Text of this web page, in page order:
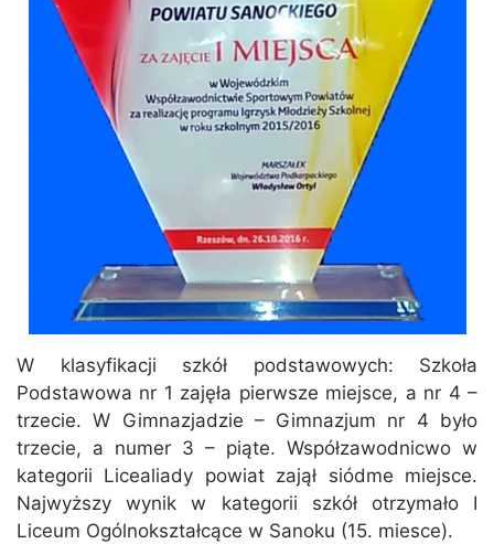
W klasyfikacji szkół podstawowych: Szkoła
Podstawowa nr 1 zajęła pierwsze miejsce, a nr 4 –
trzecie. W Gimnazjadzie – Gimnazjum nr 4 było
trzecie, a numer 3 – piąte. Współzawodnicwo w
kategorii Licealiady powiat zajął siódme miejsce.
Najwyższy wynik w kategorii szkół otrzymało I
Liceum Ogólnokształcące w Sanoku (15. miesce).